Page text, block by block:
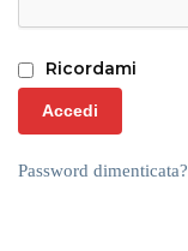
Ricordami
Accedi
Password dimenticata?